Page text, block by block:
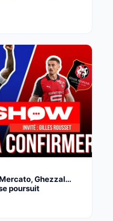
Ghezzal…
poursuit